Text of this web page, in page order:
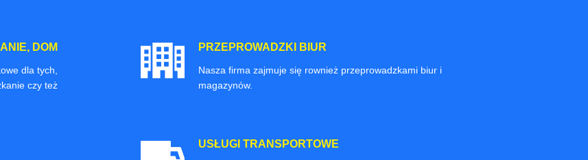
DOM
dla tych,
czy też
PRZEPROWADZKI BIUR
Nasza firma zajmuje się rownież przeprowadzkami biur i
magazynów.
USŁUGI TRANSPORTOWE